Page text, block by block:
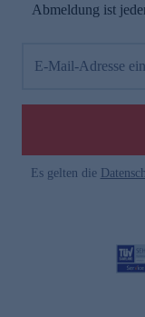
Abmeldung ist
E-Mail-Adresse
Es gelten die